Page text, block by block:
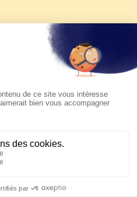
du pape Léon
à suivre sur KTO le
en Uruguay, Argentine et
6 au 17 novembre 2026